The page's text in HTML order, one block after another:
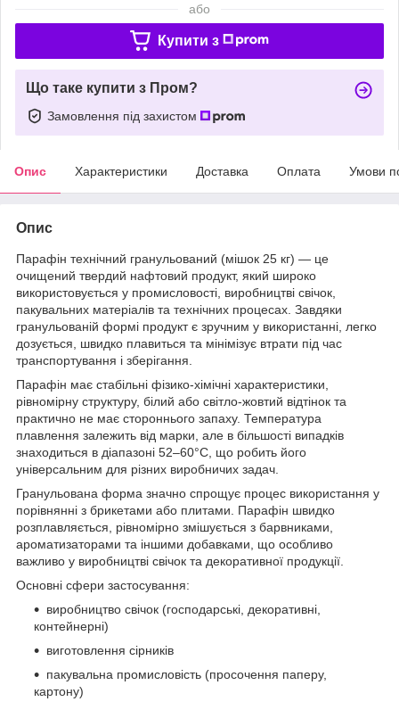
або
Купити з
Що таке купити з Пром?
Замовлення під захистом
Опис Характеристики Доставка Оплата Умови
Опис
Парафін технічний гранульований (мішок 25 кг) — це
очищений твердий нафтовий продукт, який широко
використовується у промисловості, виробництві свічок,
пакувальних матеріалів та технічних процесах. Завдяки
гранульованій формі продукт є зручним у використанні, легко
дозується, швидко плавиться та мінімізує втрати під час
транспортування і зберігання.
Парафін має стабільні фізико-хімічні характеристики,
рівномірну структуру, білий або світло-жовтий відтінок та
практично не має стороннього запаху. Температура
плавлення залежить від марки, але в більшості випадків
знаходиться в діапазоні 52–60°C, що робить його
універсальним для різних виробничих задач.
Гранульована форма значно спрощує процес використання у
порівнянні з брикетами або плитами. Парафін швидко
розплавляється, рівномірно змішується з барвниками,
ароматизаторами та іншими добавками, що особливо
важливо у виробництві свічок та декоративної продукції.
Основні сфери застосування:
виробництво свічок (господарські, декоративні,
контейнерні)
виготовлення сірників
пакувальна промисловість (просочення паперу,
картону)